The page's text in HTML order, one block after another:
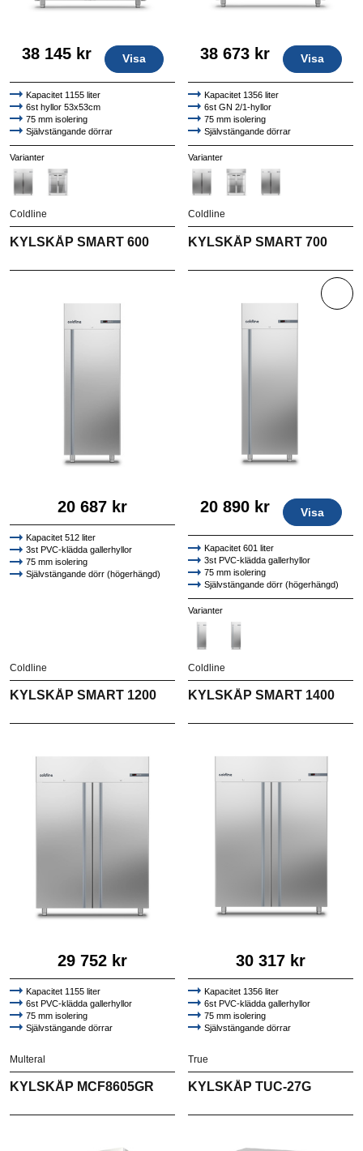
38 145 kr Visa
Kapacitet 1155 liter
6st hyllor 53x53cm
75 mm isolering
Självstängande dörrar
Högkvalitativt AISI 304 rostfritt stål
Varianter
38 673 kr Visa
Kapacitet 1356 liter
6st GN 2/1-hyllor
75 mm isolering
Självstängande dörrar
Högkvalitativt AISI 304 rostfritt stål
Varianter
Coldline
KYLSKÅP SMART 600
20 687 kr
Kapacitet 512 liter
3st PVC-klädda gallerhyllor
75 mm isolering
Självstängande dörr (högerhängd)
Coldline
KYLSKÅP SMART 700
20 890 kr Visa
Kapacitet 601 liter
3st PVC-klädda gallerhyllor
75 mm isolering
Självstängande dörr (högerhängd)
Högkvalitativt AISI 304 rostfritt stål
Varianter
Coldline
KYLSKÅP SMART 1200
29 752 kr
Kapacitet 1155 liter
6st PVC-klädda gallerhyllor
75 mm isolering
Självstängande dörrar
Coldline
KYLSKÅP SMART 1400
30 317 kr
Kapacitet 1356 liter
6st PVC-klädda gallerhyllor
75 mm isolering
Självstängande dörrar
Multeral
KYLSKÅP MCF8605GR
True
KYLSKÅP TUC-27G